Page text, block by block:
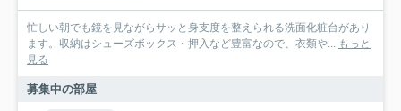
忙しい朝でも鏡を見ながらサッと身支度を整えられる洗面化粧台があり
ます。収納はシューズボックス・押入など豊富なので、衣類や... もっと
見る
募集中の部屋